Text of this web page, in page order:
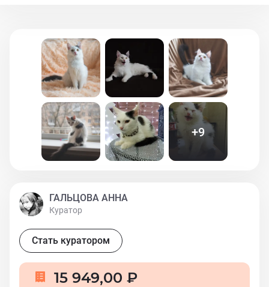
+9
ГАЛЬЦОВА АННА
Куратор
Стать куратором
15 949,00 ₽